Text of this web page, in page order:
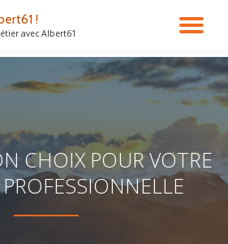
LA
!
avec Albert61
CHOIX POUR VOTRE